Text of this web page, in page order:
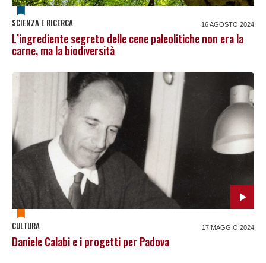
SCIENZA E RICERCA 16 AGOSTO 2024
L’ingrediente segreto delle cene paleolitiche non era la
carne, ma la biodiversità
CULTURA 17 MAGGIO 2024
Daniele Calabi e i progetti per Padova